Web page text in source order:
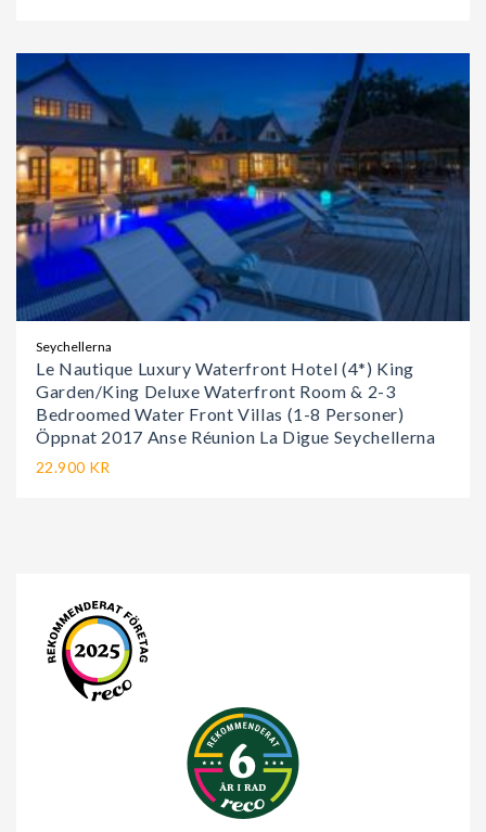
Seychellerna
Le Nautique Luxury Waterfront Hotel (4*) King
Garden/King Deluxe Waterfront Room & 2-3
Bedroomed Water Front Villas (1-8 Personer)
Öppnat 2017 Anse Réunion La Digue Seychellerna
22.900 KR